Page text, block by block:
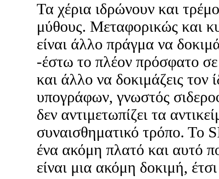
Τα χέρια ιδρώνουν και
μύθους. Μεταφορικώς και
είναι άλλο πράγμα να
-έστω το πλέον πρόσφατο
και άλλο να δοκιμάζεις τον
υπογράφων, γνωστός
δεν αντιμετωπίζει τα
συναισθηματικό τρόπο. Το
ένα ακόμη πλατό και αυτό
είναι μια ακόμη δοκιμή, έτσι